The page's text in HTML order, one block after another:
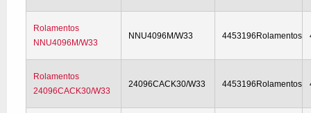
Rolamentos
NNU4096M/W33
NNU4096M/W33 4453196Rolamentos
Rolamentos
24096CACK30/W33
24096CACK30/W33 4453196Rolamentos